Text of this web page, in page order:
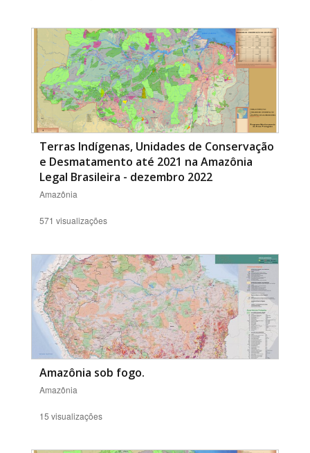
Terras Indígenas, Unidades de Conservação
e Desmatamento até 2021 na Amazônia
Legal Brasileira - dezembro 2022
Amazônia
571 visualizações
Amazônia sob fogo.
Amazônia
15 visualizações